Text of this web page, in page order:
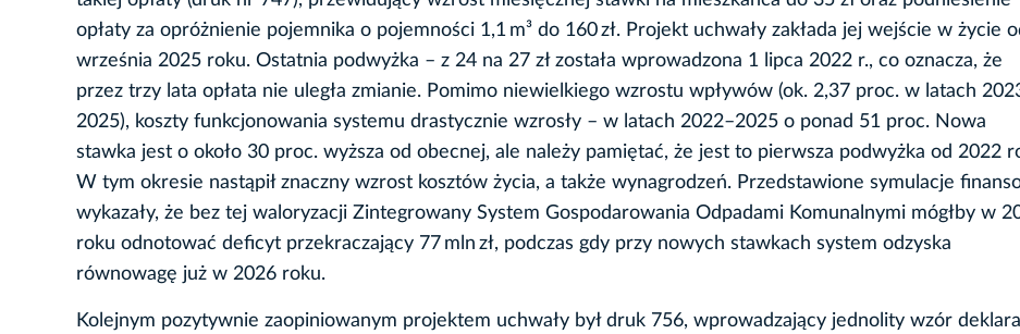
opłaty za opróżnienie pojemnika o pojemności 1,1 m³ do 160 zł. Projekt uchwały zakłada jej wejście w życie
września 2025 roku. Ostatnia podwyżka – z 24 na 27 zł została wprowadzona 1 lipca 2022 r., co oznacza, że
przez trzy lata opłata nie uległa zmianie. Pomimo niewielkiego wzrostu wpływów (ok. 2,37 proc. w latach
2025), koszty funkcjonowania systemu drastycznie wzrosły – w latach 2022–2025 o ponad 51 proc. Nowa
stawka jest o około 30 proc. wyższa od obecnej, ale należy pamiętać, że jest to pierwsza podwyżka od 2022
W tym okresie nastąpił znaczny wzrost kosztów życia, a także wynagrodzeń. Przedstawione symulacje
wykazały, że bez tej waloryzacji Zintegrowany System Gospodarowania Odpadami Komunalnymi mógłby w
roku odnotować deficyt przekraczający 77 mln zł, podczas gdy przy nowych stawkach system odzyska
równowagę już w 2026 roku.
Kolejnym pozytywnie zaopiniowanym projektem uchwały był druk 756, wprowadzający jednolity wzór